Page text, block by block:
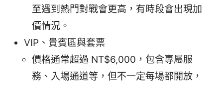
至遇到熱門對戰會更高，有時段會出現加
價情況。
VIP、貴賓區與套票
價格通常超過 NT$6,000，包含專屬服
務、入場通道等，但不一定每場都開放，